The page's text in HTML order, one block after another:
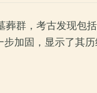
群，考古发现
加固，显示了其历